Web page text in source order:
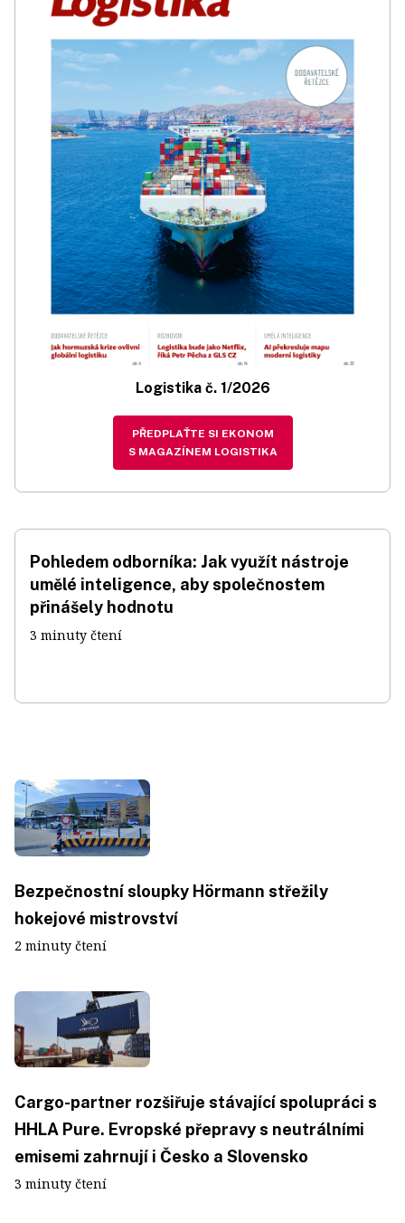
Logistika č. 1/2026
PŘEDPLAŤTE SI EKONOM
S MAGAZÍNEM LOGISTIKA
Pohledem odborníka: Jak využít nástroje
umělé inteligence, aby společnostem
přinášely hodnotu
3 minuty čtení
Bezpečnostní sloupky Hörmann střežily
hokejové mistrovství
2 minuty čtení
Cargo-partner rozšiřuje stávající spolupráci s
HHLA Pure. Evropské přepravy s neutrálními
emisemi zahrnují i Česko a Slovensko
3 minuty čtení